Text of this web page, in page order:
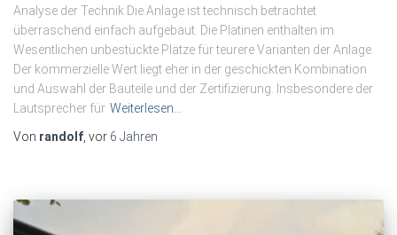
Analyse der Technik Die Anlage ist technisch betrachtet
überraschend einfach aufgebaut. Die Platinen enthalten im
Wesentlichen unbestückte Plätze für teurere Varianten der Anlage.
Der kommerzielle Wert liegt eher in der geschickten Kombination
und Auswahl der Bauteile und der Zertifizierung. Insbesondere der
Lautsprecher für Weiterlesen…
Von randolf, vor 6 Jahren